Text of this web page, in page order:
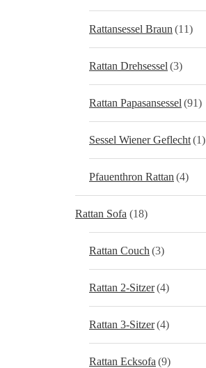
Rattansessel Braun (11)
Rattan Drehsessel (3)
Rattan Papasansessel (91)
Sessel Wiener Geflecht(1)
Pfauenthron Rattan (4)
Rattan Sofa (18)
Rattan Couch (3)
Rattan 2-Sitzer(4)
Rattan 3-Sitzer(4)
Rattan Ecksofa (9)